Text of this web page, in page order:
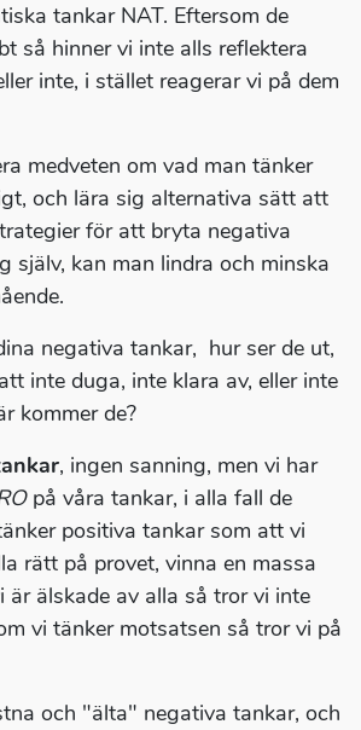
tankar NAT. Eftersom de
så hinner vi inte alls reflektera
inte, i stället reagerar vi på dem
medveten om vad man tänker
och lära sig alternativa sätt att
för att bryta negativa
själv, kan man lindra och minska
negativa tankar, hur ser de ut,
inte duga, inte klara av, eller inte
kommer de?
, ingen sanning, men vi har
på våra tankar, i alla fall de
positiva tankar som att vi
rätt på provet, vinna en massa
är älskade av alla så tror vi inte
vi tänker motsatsen så tror vi på
och "älta" negativa tankar, och